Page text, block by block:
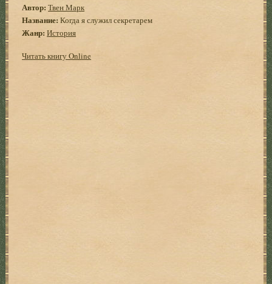
Автор: Твен Марк
Название: Когда я служил секретарем
Жанр: История
Читать книгу Online